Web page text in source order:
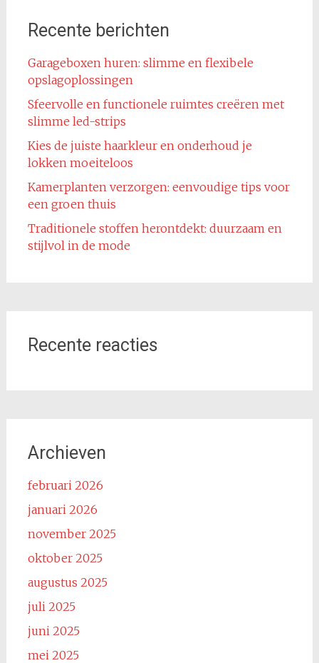
Recente berichten
Garageboxen huren: slimme en flexibele
opslagoplossingen
Sfeervolle en functionele ruimtes creëren met
slimme led-strips
Kies de juiste haarkleur en onderhoud je
lokken moeiteloos
Kamerplanten verzorgen: eenvoudige tips voor
een groen thuis
Traditionele stoffen herontdekt: duurzaam en
stijlvol in de mode
Recente reacties
Archieven
februari 2026
januari 2026
november 2025
oktober 2025
augustus 2025
juli 2025
juni 2025
mei 2025